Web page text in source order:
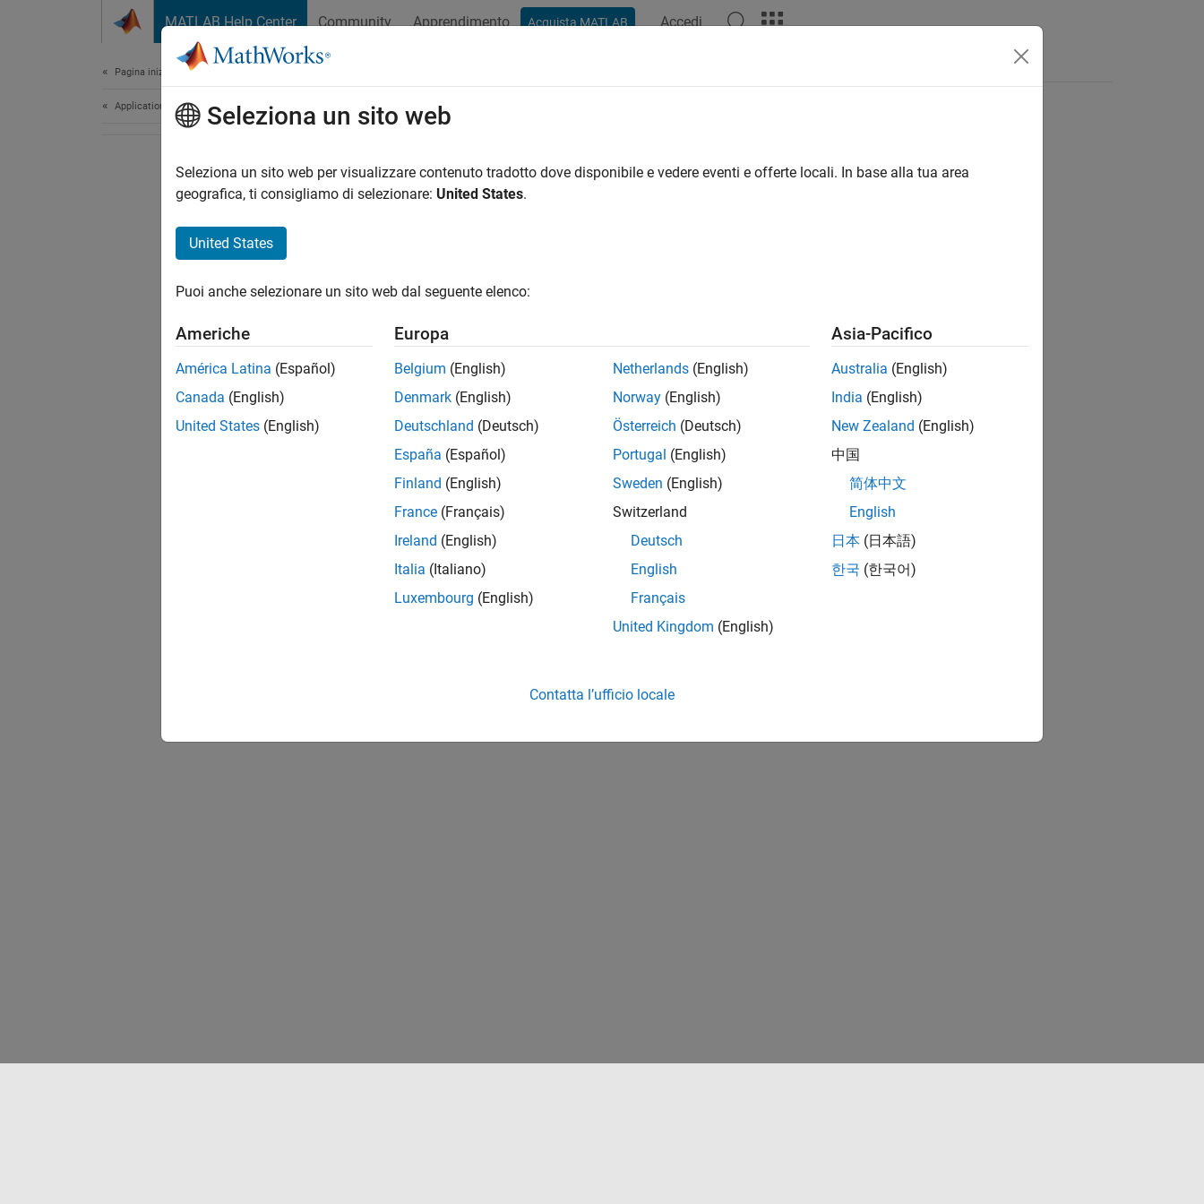
MATLAB Help Center Community Apprendimento Acquista MATLAB Accedi
Pagina iniziale della documentazione
Application DeploymentSeleziona un sito web
Seleziona un sito web per visualizzare contenuto tradotto dove disponibile e vedere eventi e offerte locali. In base alla tua area
geografica, ti consigliamo di selezionare: United States.
United States
Puoi anche selezionare un sito web dal seguente elenco:
Americhe
América Latina (Español)
Canada (English)
United States (English)
Europa
Belgium (English)
Denmark (English)
Deutschland (Deutsch)
España (Español)
Finland (English)
France (Français)
Ireland (English)
Italia (Italiano)
Luxembourg (English)
Netherlands (English)
Norway (English)
Österreich (Deutsch)
Portugal (English)
Sweden (English)
Switzerland
Deutsch
English
Français
United Kingdom (English)
Asia-Pacifico
Australia (English)
India (English)
New Zealand (English)
中国
简体中文
English
日本 (日本語)
한국 (한국어)
Contatta l’ufficio locale